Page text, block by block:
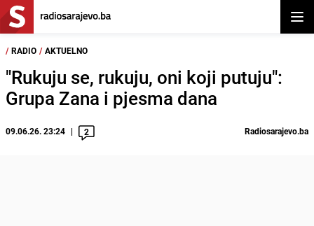
/ RADIO / AKTUELNO
"Rukuju se, rukuju, oni koji putuju":
Grupa Zana i pjesma dana
09.06.26. 23:24 2 Radiosarajevo.ba